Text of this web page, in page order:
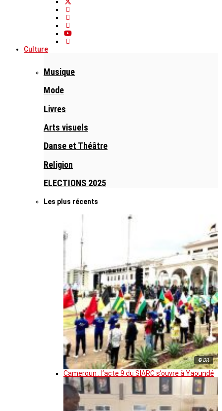
Culture
Musique
Mode
Livres
Arts visuels
Danse et Théâtre
Religion
ELECTIONS 2025
Les plus récents
© DR
Cameroun : l’acte 9 du SIARC s’ouvre à Yaoundé